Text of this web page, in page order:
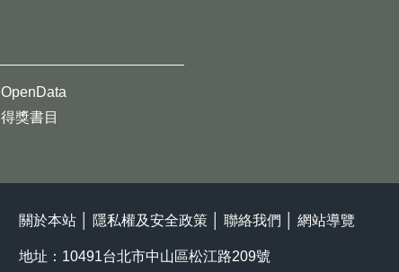
OpenData
得獎書目
關於本站 隱私權及安全政策 聯絡我們 網站導覽
地址：10491台北市中山區松江路209號